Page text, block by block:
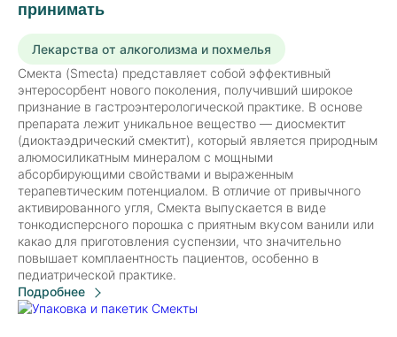
принимать
Лекарства от алкоголизма и похмелья
Смекта (Smecta) представляет собой эффективный
энтеросорбент нового поколения, получивший широкое
признание в гастроэнтерологической практике. В основе
препарата лежит уникальное вещество — диосмектит
(диоктаэдрический смектит), который является природным
алюмосиликатным минералом с мощными
абсорбирующими свойствами и выраженным
терапевтическим потенциалом. В отличие от привычного
активированного угля, Смекта выпускается в виде
тонкодисперсного порошка с приятным вкусом ванили или
какао для приготовления суспензии, что значительно
повышает комплаентность пациентов, особенно в
педиатрической практике.
Подробнее